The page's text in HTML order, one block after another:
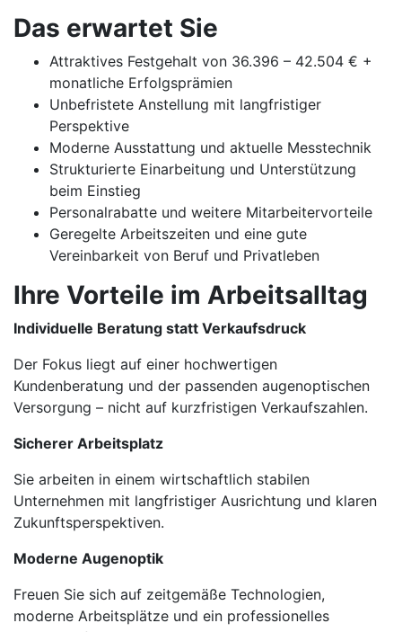
Das erwartet Sie
Attraktives Festgehalt von 36.396 – 42.504 € +
monatliche Erfolgsprämien
Unbefristete Anstellung mit langfristiger
Perspektive
Moderne Ausstattung und aktuelle Messtechnik
Strukturierte Einarbeitung und Unterstützung
beim Einstieg
Personalrabatte und weitere Mitarbeitervorteile
Geregelte Arbeitszeiten und eine gute
Vereinbarkeit von Beruf und Privatleben
Ihre Vorteile im Arbeitsalltag
Individuelle Beratung statt Verkaufsdruck
Der Fokus liegt auf einer hochwertigen
Kundenberatung und der passenden augenoptischen
Versorgung – nicht auf kurzfristigen Verkaufszahlen.
Sicherer Arbeitsplatz
Sie arbeiten in einem wirtschaftlich stabilen
Unternehmen mit langfristiger Ausrichtung und klaren
Zukunftsperspektiven.
Moderne Augenoptik
Freuen Sie sich auf zeitgemäße Technologien,
moderne Arbeitsplätze und ein professionelles